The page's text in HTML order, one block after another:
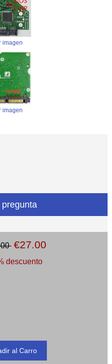
imagen
imagen
€27.00
descuento